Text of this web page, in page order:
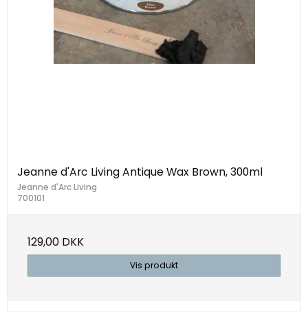
Jeanne d'Arc Living Antique Wax Brown, 300ml
Jeanne d'Arc Living
700101
129,00 DKK
Vis produkt